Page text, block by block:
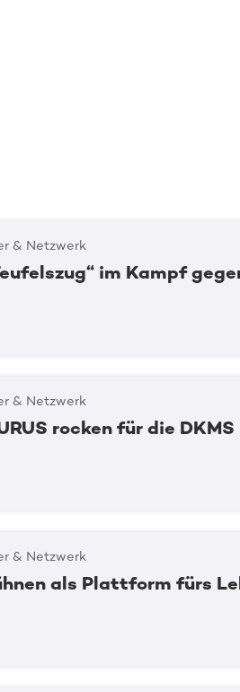
& Netzwerk
im Kampf
& Netzwerk
rocken für die DKMS
& Netzwerk
als Plattform fürs